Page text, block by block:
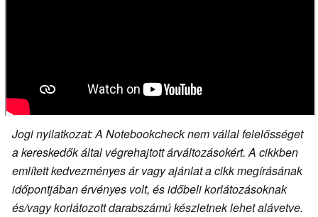
Jogi nyilatkozat: A Notebookcheck nem vállal felelősséget
a kereskedők által végrehajtott árváltozásokért. A cikkben
említett kedvezményes ár vagy ajánlat a cikk megírásának
időpontjában érvényes volt, és időbeli korlátozásoknak
és/vagy korlátozott darabszámú készletnek lehet alávetve.